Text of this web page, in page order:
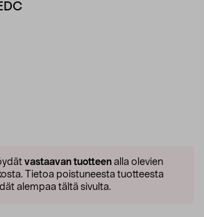
vastaavan tuotteenalla olevien
Tietoa poistuneesta tuotteesta
alempaa tältä sivulta.